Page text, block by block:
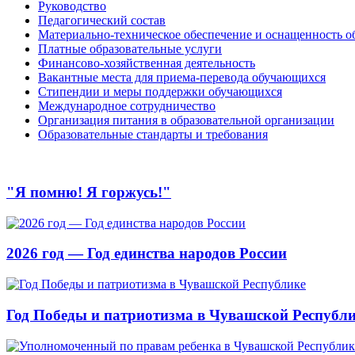
Руководство
Педагогический состав
Материально-техническое обеспечение и оснащенность
Платные образовательные услуги
Финансово-хозяйственная деятельность
Вакантные места для приема-перевода обучающихся
Стипендии и меры поддержки обучающихся
Международное сотрудничество
Организация питания в образовательной организации
Образовательные стандарты и требования
"Я помню! Я горжусь!"
2026 год — Год единства народов России
Год Победы и патриотизма в Чувашской